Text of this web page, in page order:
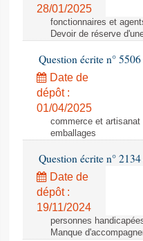
28/01/2025
fonctionnaires et
Devoir de réserve
Question écrite n°
Date de
dépôt :
01/04/2025
commerce et
emballages
Question écrite n°
Date de
dépôt :
19/11/2024
personnes
Manque